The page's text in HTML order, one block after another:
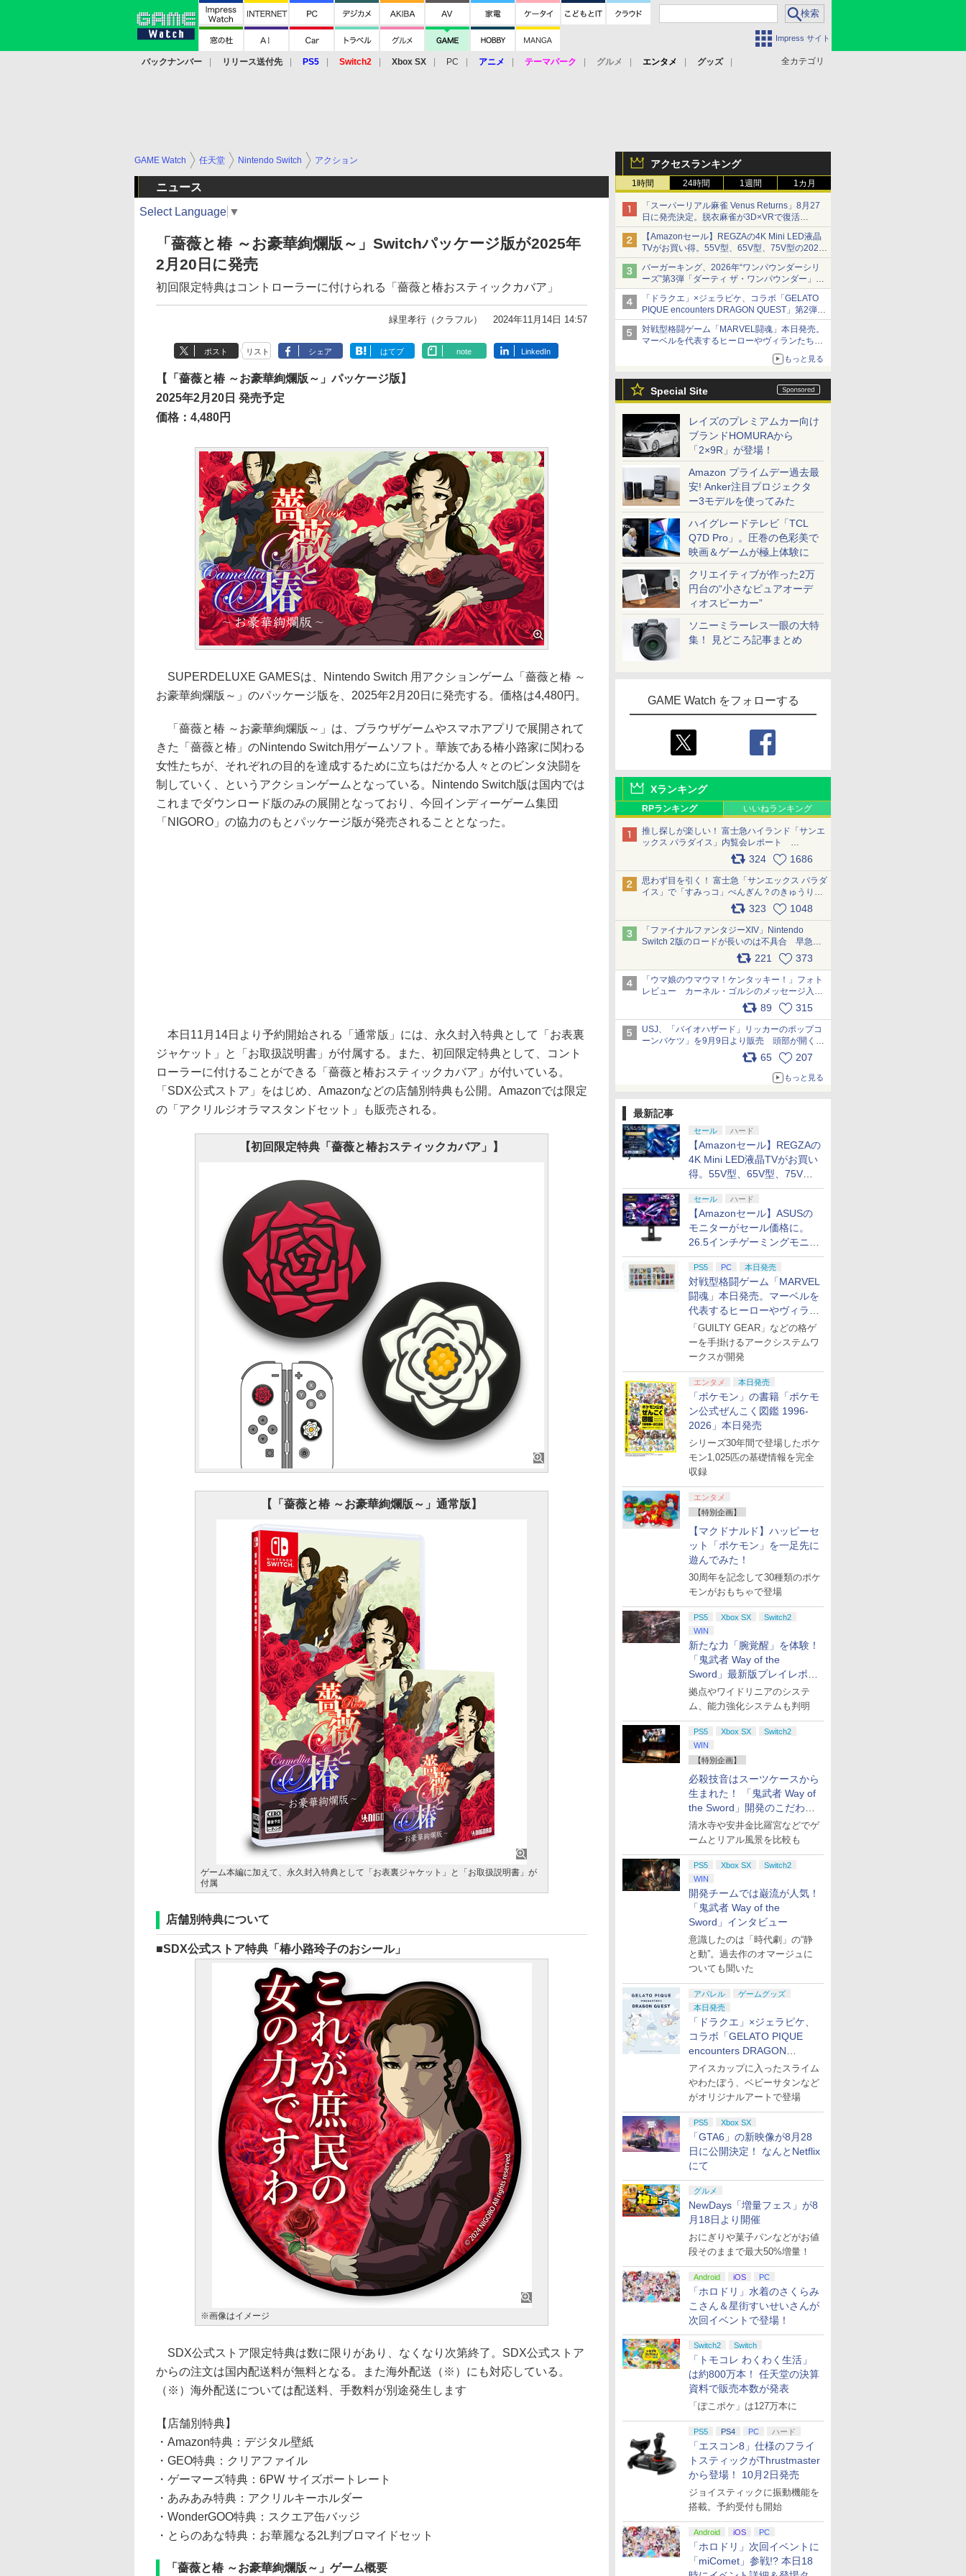
Impress サイト
全カテゴリ
バックナンバー リリース送付先 PS5 Switch2 Xbox SX PC アニメ テーマパーク グルメ エンタメ
グッズ
アクセスランキング
1時間 24時間 1週間 1カ月
「スーパーリアル麻雀 Venus Returns」8月27
日に発売決定。脱衣麻雀が3D×VRで復活
発売から2週間は20%オフになるセールが実施
【Amazonセール】REGZAの4K Mini LED液晶
TVがお買い得。55V型、65V型、75V型の2026
年モデルがラインナップ
バーガーキング、2026年“ワンパウンダーシリ
ーズ”第3弾「ダーティ ザ・ワンパウンダー」を
8月7日発売
「特製ガーリックマヨソース」を使用した超大
型チーズバーガー
「ドラクエ」×ジェラピケ、コラボ「GELATO
PIQUE encounters DRAGON QUEST」第2弾が
本日発売
アイスカップに入ったスライムやわたぼう、ベ
ビーサタンなどがオリジナルアートで登場
対戦型格闘ゲーム「MARVEL闘魂」本日発売。
マーベルを代表するヒーローやヴィランたちが
「GUILTY GEAR」などの格ゲーを手掛けるア
もっと見る
Special Site
レイズのプレミアムカー向け
ブランドHOMURAから
「2×9R」が登場！
Amazon プライムデー過去最
安! Anker注目プロジェクタ
ー3モデルを使ってみた
ハイグレードテレビ「TCL
Q7D Pro」。圧巻の色彩美で
映画＆ゲームが極上体験に
クリエイティブが作った2万
円台の“小さなピュアオーデ
ィオスピーカー”
ソニーミラーレス一眼の大特
集！ 見どころ記事まとめ
GAME Watch をフォローする
Xランキング
RPランキング いいねランキング
推し探しが楽しい！ 富士急ハイランド「サンエ
ックス パラダイス」内覧会レポート
324 1686
思わず目を引く！ 富士急「サンエックス パラダ
イス」で「すみっコ」ぺんぎん？のきゅうりド
ッグを食べてみた イラストそのままのメニュ
ー化に挑戦。これが意外にもおいしい
pic.x.com/Kgl04hZaeg
323 1048
「ファイナルファンタジーXIV」Nintendo
Switch 2版のロードが長いのは不具合 早急に
アップデートできるよう対応中221 373
「ウマ娘のウマウマ！ケンタッキー！」フォト
レビュー カーネル・ゴルシのメッセージ入り
パッケージや描き下ろしトレカなどが登場
89 315
USJ、「バイオハザード」リッカーのポップコ
ーンバケツ」を9月9日より販売 頭部が開く仕
組み。味は恐怖を堪のう「味噌フレーバー」
65 207
もっと見る
最新記事
セール ハード
【Amazonセール】REGZAの
4K Mini LED液晶TVがお買い
得。55V型、65V型、75V型
の2026年モデルがラインナ
ップ
セール ハード
【Amazonセール】ASUSの
モニターがセール価格に。
26.5インチゲーミングモニタ
ー「ROG Strix OLED
XG27ACDMS」限定モデルも
お買い得
PS5 PC 本日発売
対戦型格闘ゲーム「MARVEL
闘魂」本日発売。マーベルを
代表するヒーローやヴィラン
たちが登場
「GUILTY GEAR」などの格ゲ
ーを手掛けるアークシステムワ
ークスが開発
エンタメ 本日発売
「ポケモン」の書籍「ポケモ
ン公式ぜんこく図鑑 1996-
2026」本日発売
シリーズ30年間で登場したポケ
モン1,025匹の基礎情報を完全
収録
エンタメ
【特別企画】
【マクドナルド】ハッピーセ
ット「ポケモン」を一足先に
遊んでみた！
30周年を記念して30種類のポケ
モンがおもちゃで登場
PS5 Xbox SX
Switch2
WIN
新たな力「腕覚醒」を体験！
「鬼武者 Way of the
Sword」最新版プレイレポー
ト
拠点やワイドリニアのシステ
ム、能力強化システムも判明
PS5 Xbox SX
Switch2
WIN
【特別企画】
必殺技音はスーツケースから
生まれた！ 「鬼武者 Way of
the Sword」開発のこだわり
を目撃！
清水寺や安井金比羅宮などでゲ
ームとリアル風景を比較も
PS5 Xbox SX
Switch2
WIN
開発チームでは巌流が人気！
「鬼武者 Way of the
Sword」インタビュー
意識したのは「時代劇」の“静
と動”。過去作のオマージュに
ついても聞いた
アパレル
ゲームグッズ
本日発売
「ドラクエ」×ジェラピケ、
コラボ「GELATO PIQUE
encounters DRAGON
QUEST」第2弾が本日発売
アイスカップに入ったスライム
やわたぼう、ベビーサタンなど
がオリジナルアートで登場
PS5 Xbox SX
「GTA6」の新映像が8月28
日に公開決定！ なんとNetflix
にて
グルメ
NewDays「増量フェス」が8
月18日より開催
おにぎりや菓子パンなどがお値
段そのままで最大50%増量！
Android iOS PC
「ホロドリ」水着のさくらみ
こさん＆星街すいせいさんが
次回イベントで登場！
Switch2 Switch
「トモコレ わくわく生活」
は約800万本！ 任天堂の決算
資料で販売本数が発表
「ぽこポケ」は127万本に
PS5 PS4 PC ハード
「エスコン8」仕様のフライ
トスティックがThrustmaster
から登場！ 10月2日発売
ジョイスティックに振動機能を
搭載。予約受付も開始
Android iOS PC
「ホロドリ」次回イベントに
「miComet」参戦!? 本日18
GAME Watch 任天堂 Nintendo Switch アクション
ニュース
Select Language ▼
「薔薇と椿 ～お豪華絢爛版～」Switchパッケージ版が2025年
2月20日に発売
初回限定特典はコントローラーに付けられる「薔薇と椿おスティックカバア」
緑里孝行（クラフル） 2024年11月14日 14:57
ポスト リスト シェア はてブ note LinkedIn
【「薔薇と椿 ～お豪華絢爛版～」パッケージ版】
2025年2月20日 発売予定
価格：4,480円
SUPERDELUXE GAMESは、Nintendo Switch 用アクションゲーム「薔薇と椿 ～
お豪華絢爛版～」のパッケージ版を、2025年2月20日に発売する。価格は4,480円。
「薔薇と椿 ～お豪華絢爛版～」は、ブラウザゲームやスマホアプリで展開されて
きた「薔薇と椿」のNintendo Switch用ゲームソフト。華族である椿小路家に関わる
女性たちが、それぞれの目的を達成するために立ちはだかる人々とのビンタ決闘を
制していく、というアクションゲームとなっている。Nintendo Switch版は国内では
これまでダウンロード版のみの展開となっており、今回インディーゲーム集団
「NIGORO」の協力のもとパッケージ版が発売されることとなった。
本日11月14日より予約開始される「通常版」には、永久封入特典として「お表裏
ジャケット」と「お取扱説明書」が付属する。また、初回限定特典として、コント
ローラーに付けることができる「薔薇と椿おスティックカバア」が付いている。
「SDX公式ストア」をはじめ、Amazonなどの店舗別特典も公開。Amazonでは限定
の「アクリルジオラマスタンドセット」も販売される。
【初回限定特典「薔薇と椿おスティックカバア」】
【「薔薇と椿 ～お豪華絢爛版～」通常版】
ゲーム本編に加えて、永久封入特典として「お表裏ジャケット」と「お取扱説明書」が
付属
店舗別特典について
SDX公式ストア特典「椿小路玲子のおシール」
※画像はイメージ
SDX公式ストア限定特典は数に限りがあり、なくなり次第終了。SDX公式ストア
からの注文は国内配送料が無料となる。また海外配送（※）にも対応している。
（※）海外配送については配送料、手数料が別途発生します
【店舗別特典】
・Amazon特典：デジタル壁紙
・GEO特典：クリアファイル
・ゲーマーズ特典：6PW サイズポートレート
・あみあみ特典：アクリルキーホルダー
・WonderGOO特典：スクエア缶バッジ
・とらのあな特典：お華麗なる2L判ブロマイドセット
「薔薇と椿 ～お豪華絢爛版～」ゲーム概要